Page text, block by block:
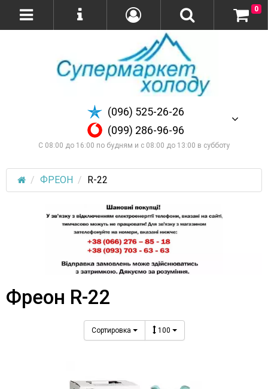
(096) 525-26-26
(099) 286-96-96
С 08:00 до 16:00 по будням и с 08:00 до 13:00 в субботу
0
ФРЕОН R-22
Фреон R-22
Сортировка 100